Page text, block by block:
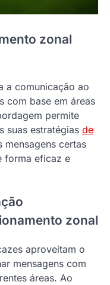
zonal
a comunicação ao
com base em áreas
permite
suas estratégias de
mensagens certas
forma eficaz e
zonal
aproveitam o
mensagens com
áreas. Ao